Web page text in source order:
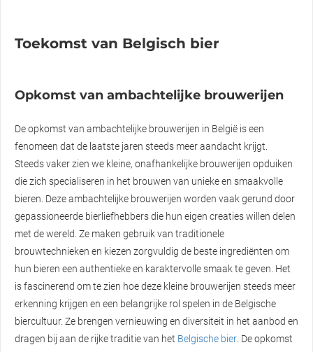
Toekomst van Belgisch bier
Opkomst van ambachtelijke brouwerijen
De opkomst van ambachtelijke brouwerijen in België is een
fenomeen dat de laatste jaren steeds meer aandacht krijgt.
Steeds vaker zien we kleine, onafhankelijke brouwerijen opduiken
die zich specialiseren in het brouwen van unieke en smaakvolle
bieren. Deze ambachtelijke brouwerijen worden vaak gerund door
gepassioneerde bierliefhebbers die hun eigen creaties willen delen
met de wereld. Ze maken gebruik van traditionele
brouwtechnieken en kiezen zorgvuldig de beste ingrediënten om
hun bieren een authentieke en karaktervolle smaak te geven. Het
is fascinerend om te zien hoe deze kleine brouwerijen steeds meer
erkenning krijgen en een belangrijke rol spelen in de Belgische
biercultuur. Ze brengen vernieuwing en diversiteit in het aanbod en
dragen bij aan de rijke traditie van het Belgische bier . De opkomst